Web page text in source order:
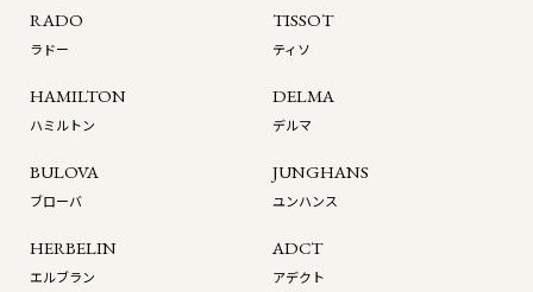
RADO
ラドー
TISSOT
ティソ
HAMILTON
ハミルトン
DELMA
デルマ
BULOVA
ブローバ
JUNGHANS
ユンハンス
HERBELIN
エルブラン
ADCT
アデクト